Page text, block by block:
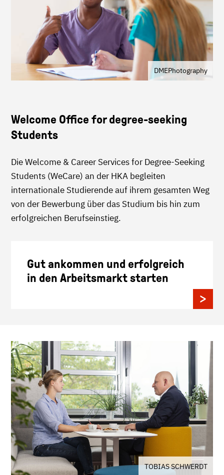
DMEPhotography
Welcome Office for degree-seeking
Students
Die Welcome & Career Services for Degree-Seeking
Students (WeCare) an der HKA begleiten
internationale Studierende auf ihrem gesamten Weg
von der Bewerbung über das Studium bis hin zum
erfolgreichen Berufseinstieg.
Gut ankommen und erfolgreich
in den Arbeitsmarkt starten
TOBIAS SCHWERDT